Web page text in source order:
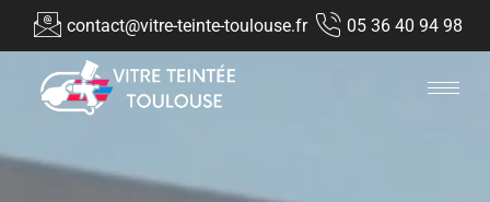
contact@vitre-teinte-toulouse.fr 05 36 40 94 98